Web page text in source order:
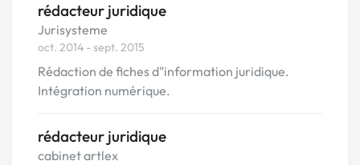
rédacteur juridique
Jurisysteme
oct. 2014 - sept. 2015
Rédaction de fiches d"information juridique.
Intégration numérique.
rédacteur juridique
cabinet artlex